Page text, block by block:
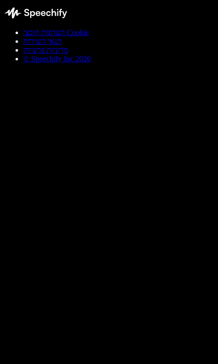
העדפות קובצי Cookie
תנאי השירות
מדיניות פרטיות
© Speechify Inc 2026